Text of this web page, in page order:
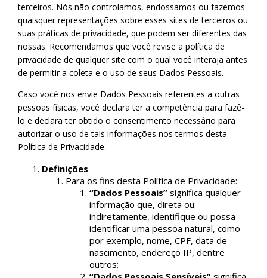
terceiros. Nós não controlamos, endossamos ou fazemos
quaisquer representações sobre esses sites de terceiros ou
suas práticas de privacidade, que podem ser diferentes das
nossas. Recomendamos que você revise a política de
privacidade de qualquer site com o qual você interaja antes
de permitir a coleta e o uso de seus Dados Pessoais.
Caso você nos envie Dados Pessoais referentes a outras
pessoas físicas, você declara ter a competência para fazê-
lo e declara ter obtido o consentimento necessário para
autorizar o uso de tais informações nos termos desta
Política de Privacidade.
Definições
Para os fins desta Política de Privacidade:
“Dados Pessoais” significa qualquer
informação que, direta ou
indiretamente, identifique ou possa
identificar uma pessoa natural, como
por exemplo, nome, CPF, data de
nascimento, endereço IP, dentre
outros;